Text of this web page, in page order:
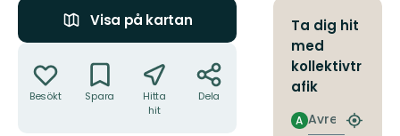
Visa på kartan
Besökt Spara
Hitta
hit
Dela
Ta dig hit
med
kollektivtr
afik
Avresa
A
Hitta